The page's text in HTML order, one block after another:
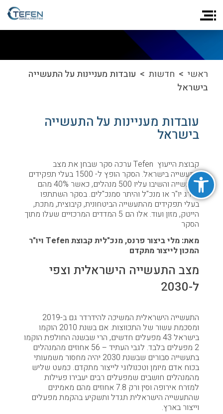
פתח סרגל נגישות
ראשי > חדשות > עובדות מעניינות על התעשייה
בישראל
עובדות מעניינות על התעשייה
בישראל
קבוצת הייעוץ Tefen ערכה סקר שבחן את מצב
התעשייה בישראל. הסקר הופץ ל- 1500 בעלי תפקידים
בתעשייה והשיבו עליו 500 מנהלים, כאשר 40% מהם
בדרג יו"ר או מנכ"ל והיתר סמנכ"לים. בסקר השתתפו
בעלי תפקידים מהתעשייה הביטחונית, קיבוצית, מתכת,
הייטק, מזון ועוד. אלו הם 5 המדדים המרכזיים שעלו מתוך
הסקר
מאת: מלי ביצור פרנס, מנכ"לית קבוצת Tefen ויו"ר
המכון לייצור מתקדם
מצב התעשייה הישראלית וצפי
ל-2030
התעשייה הישראלית המשיכה להידרדר גם ב-2019
ומסכמת עשור של התכווצות. אם בשנת 2010 הוקמו
בישראל 43 מפעלים חדשים, הרי שבשנה החולפת הוקמו
2 מפעלים בלבד. לגבי העתיד – 56 אחוזים מהמנהלים
בתעשייה סבורים שבשנת 2030 יהיה מחסור משמעותי
בכוח אדם מיומן וטכנולוגי לייצור מתקדם. כמעט שליש
מהמנהלים חושבים שמפעלים רבים יעבירו פעילות
למזרח אירופה וסין ורק 7.8 אחוזים מהם מאמינים
שהתעשייה הישראלית תגדל ותשקיע בהקמת מפעלים
וייצור בארץ.